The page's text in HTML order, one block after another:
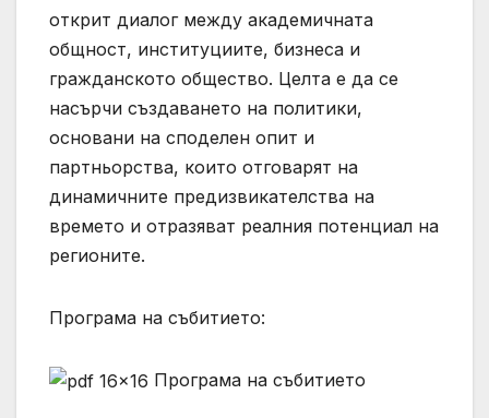
открит диалог между академичната
общност, институциите, бизнеса и
гражданското общество. Целта е да се
насърчи създаването на политики,
основани на споделен опит и
партньорства, които отговарят на
динамичните предизвикателства на
времето и отразяват реалния потенциал на
регионите.
Програма на събитието:
Програма на събитието